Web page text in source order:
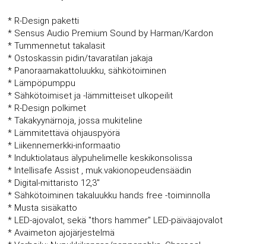
* R-Design paketti
* Sensus Audio Premium Sound by Harman/Kardon
* Tummennetut takalasit
* Ostoskassin pidin/tavaratilan jakaja
* Panoraamakattoluukku, sähkötoiminen
* Lämpöpumppu
* Sähkötoimiset ja -lämmitteiset ulkopeilit
* R-Design polkimet
* Takakyynärnoja, jossa mukiteline
* Lämmitettävä ohjauspyörä
* Liikennemerkki-informaatio
* Induktiolataus älypuhelimelle keskikonsolissa
* Intellisafe Assist , muk.vakionopeudensäädin
* Digital-mittaristo 12,3"
* Sähkötoiminen takaluukku hands free -toiminnolla
* Musta sisäkatto
* LED-ajovalot, sekä "thors hammer" LED-päiväajovalot
* Avaimeton ajojärjestelmä